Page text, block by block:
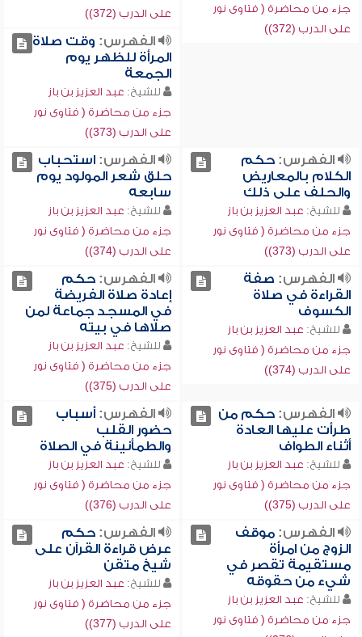
جزء من محاضرة ( فتاوى نور
على الدرب (372))
على الدرب (372))
الفهرس: وقت صلاة
المرأة للظهر يوم
الجمعة
للشيخ: عبد العزيز بن باز
جزء من محاضرة ( فتاوى نور
على الدرب (373))
الفهرس:حكم
الكلام بالمعاريض
والحلف على ذلك
للشيخ: عبد العزيز بن باز
جزء من محاضرة ( فتاوى نور
على الدرب (373))
الفهرس:استحباب
حلق شعر المولود يوم
سابعه
للشيخ: عبد العزيز بن باز
جزء من محاضرة ( فتاوى نور
على الدرب (374))
الفهرس: صفة
القراءة في صلاة
الكسوف
للشيخ: عبد العزيز بن باز
جزء من محاضرة ( فتاوى نور
على الدرب (374))
الفهرس:حكم
إعادة صلاة الفريضة
في المسجد جماعة لمن
صلاها في بيته
للشيخ: عبد العزيز بن باز
جزء من محاضرة ( فتاوى نور
على الدرب (375))
الفهرس:حكم من
طرأت عليها العادة
أثناء الطواف
للشيخ: عبد العزيز بن باز
جزء من محاضرة ( فتاوى نور
على الدرب (375))
الفهرس:أسباب
حضور القلب
والطمأنينة في الصلاة
للشيخ: عبد العزيز بن باز
جزء من محاضرة ( فتاوى نور
على الدرب (376))
الفهرس:موقف
الزوج من امرأة
مستقيمة تقصر في
شيء من حقوقه
للشيخ: عبد العزيز بن باز
جزء من محاضرة ( فتاوى نور
الفهرس:حكم
عرض قراءة القرآن على
شيخ متقن
للشيخ: عبد العزيز بن باز
جزء من محاضرة ( فتاوى نور
على الدرب (377))